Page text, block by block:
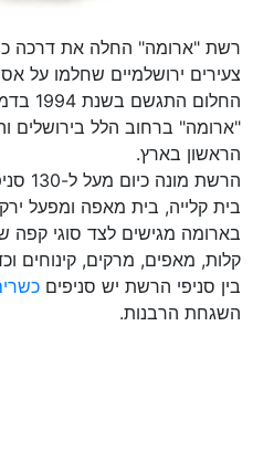
רשת "ארומה" החלה את דרכה
צעירים ירושלמיים שחלמו על
החלום
"ארומה" ברחוב הלל בירושלים
הראשון בארץ.
הרשת
בית קלייה, בית מאפה ומפעל
בארומה מגישים לצד סוגי קפה
קלות, מאפים, מרקים, קינוחים
בין סניפי הרשת יש סניפים
השגחת הרבנות.